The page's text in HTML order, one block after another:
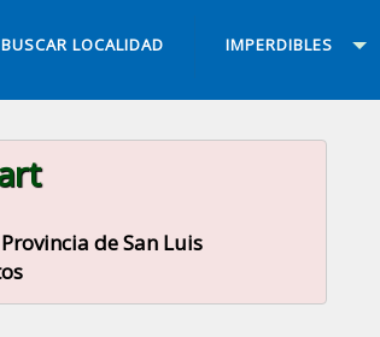
BUSCAR LOCALIDAD IMPERDIBLES
de San Luis